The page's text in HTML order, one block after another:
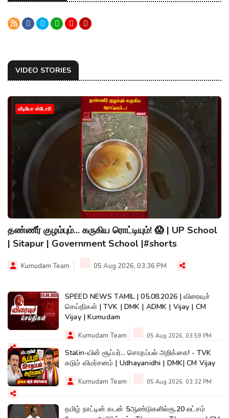
VIDEO STORIES
வீடியோ ஸ்டோரி
தண்ணீர் குழம்பும்... கருகிய ரொட்டியும்! 😱 | UP School
| Sitapur | Government School |#shorts
Kumudam Team 05 Aug 2026, 03:36 PM
SPEED NEWS TAMIL | 05.08.2026 | விரைவுச்
செய்திகள் | TVK | DMK | ADMK | Vijay | CM
Vijay | Kumudam
Kumudam Team 05 Aug 2026, 03:59 PM
Stalin-யின் சூப்பர்... சொதப்பல் அறிக்கை! - TVK
கடும் விமர்சனம் | Udhayanidhi | DMK| CM Vijay
Kumudam Team 05 Aug 2026, 03:32 PM
தமிழ் நாட்டின் கடன் 5ஆண்டுகளில்ரூ.20 லட்சம்